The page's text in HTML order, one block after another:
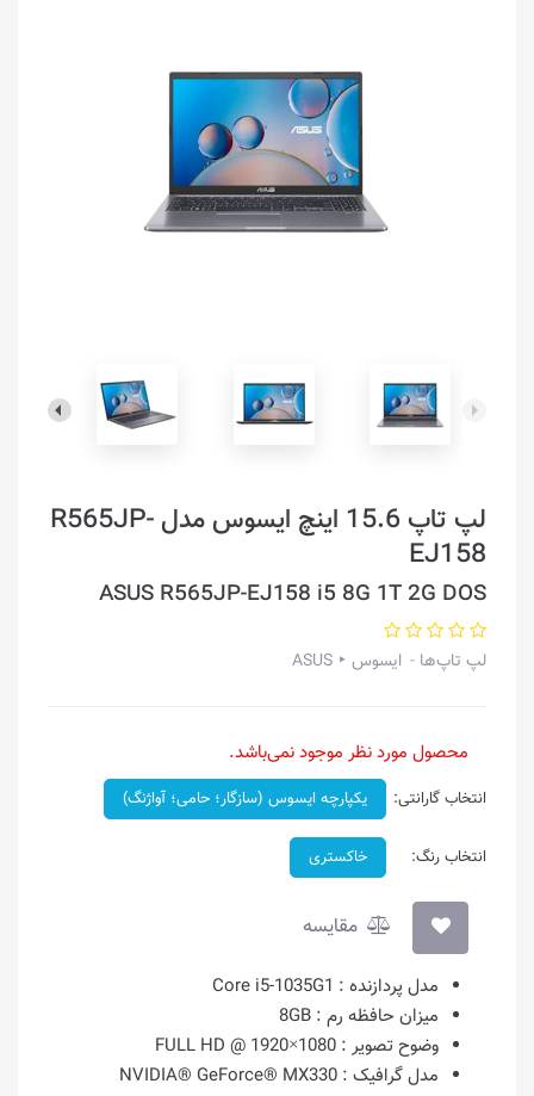
لپ تاپ 15.6 اینچ ایسوس مدل R565JP-
EJ158
ASUS R565JP-EJ158 i5 8G 1T 2G DOS
لپ تاپ‌ها ایسوس ‣ ASUS
محصول مورد نظر موجود نمی‌باشد.
انتخاب گارانتی: یکپارچه ایسوس (سازگار؛ حامی؛ آواژنگ)
انتخاب رنگ: خاکستری
مقایسه
مدل پردازنده : Core i5-1035G1
میزان حافظه رم : 8GB
وضوح تصویر : 1080×1920 @ FULL HD
مدل گرافیک : NVIDIA® GeForce® MX330